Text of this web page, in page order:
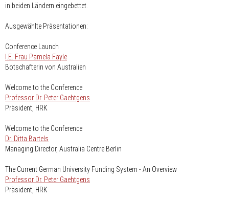
in beiden Ländern eingebettet.
Ausgewählte Präsentationen:
Conference Launch
I.E. Frau Pamela Fayle
Botschafterin von Australien
Welcome to the Conference
Professor Dr. Peter Gaehtgens
Präsident, HRK
Welcome to the Conference
Dr. Ditta Bartels
Managing Director, Australia Centre Berlin
The Current German University Funding System - An Overview
Professor Dr. Peter Gaehtgens
Präsident, HRK